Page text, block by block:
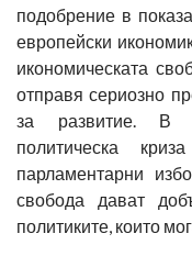
подобрение в
европейски
икономическата
отправя сериозно
за развитие. В
политическа
парламентарни
свобода дават
политиките, които